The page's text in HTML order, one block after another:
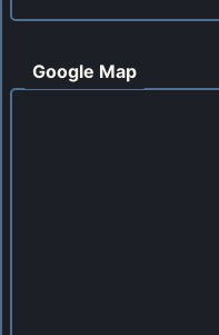
Google Map